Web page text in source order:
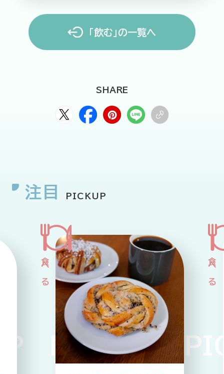
「飲む」の一覧へ
SHARE
注目 PICKUP